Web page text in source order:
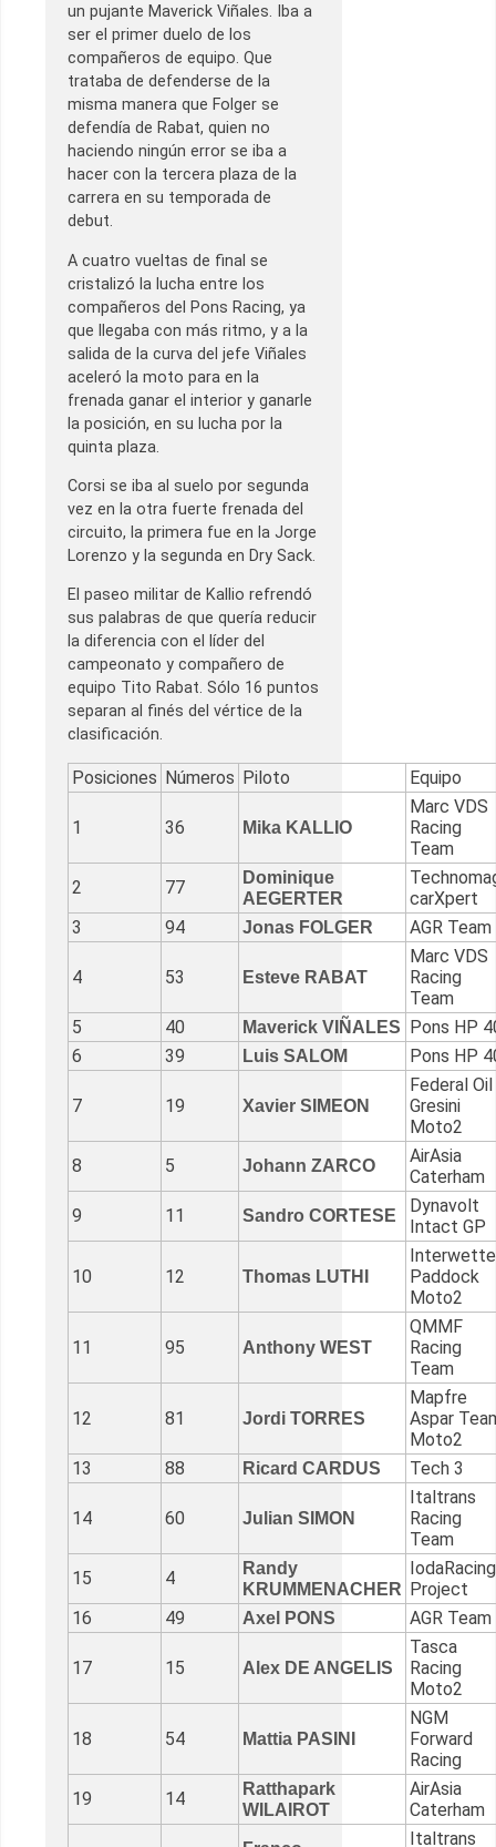
un pujante Maverick Viñales. Iba a
ser el primer duelo de los
compañeros de equipo. Que
trataba de defenderse de la
misma manera que Folger se
defendía de Rabat, quien no
haciendo ningún error se iba a
hacer con la tercera plaza de la
carrera en su temporada de
debut.
A cuatro vueltas de final se
cristalizó la lucha entre los
compañeros del Pons Racing, ya
que llegaba con más ritmo, y a la
salida de la curva del jefe Viñales
aceleró la moto para en la
frenada ganar el interior y ganarle
la posición, en su lucha por la
quinta plaza.
Corsi se iba al suelo por segunda
vez en la otra fuerte frenada del
circuito, la primera fue en la Jorge
Lorenzo y la segunda en Dry Sack.
El paseo militar de Kallio refrendó
sus palabras de que quería reducir
la diferencia con el líder del
campeonato y compañero de
equipo Tito Rabat. Sólo 16 puntos
separan al finés del vértice de la
clasificación.
Posiciones Números Piloto Equipo
1 36 Mika KALLIO
Marc VDS
Racing
Team
2
77
Dominique
AEGERTER
carXpert
3
94 Jonas FOLGER AGR Team
4 53 Esteve RABAT
Marc VDS
Racing
Team
5
40 Maverick VIÑALES Pons HP
6
39 Luis SALOM Pons HP
7 19 Xavier SIMEON
Federal Oil
Gresini
Moto2
8
5 Johann ZARCO
AirAsia
Caterham
9
11 Sandro CORTESE
Dynavolt
Intact GP
10 12 Thomas LUTHI
Paddock
Moto2
11 95 Anthony WEST
QMMF
Racing
Team
12 81 Jordi TORRES
Mapfre
Aspar
Moto2
13
88 Ricard CARDUS Tech 3
14 60 Julian SIMON
Italtrans
Racing
Team
15
4
Randy
KRUMMENACHER
IodaRacing
Project
16
49 Axel PONS AGR Team
17 15 Alex DE ANGELIS
Tasca
Racing
Moto2
18 54 Mattia PASINI
NGM
Forward
Racing
19
14
Ratthapark
WILAIROT
AirAsia
Caterham
Italtrans